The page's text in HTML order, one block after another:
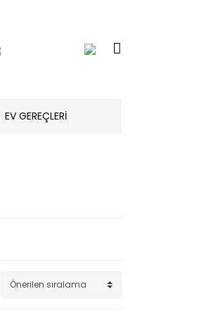
EV GEREÇLERİ